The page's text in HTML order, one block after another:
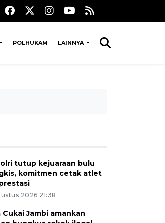
POLHUKAM LAINNYA
tutup kejuaraan bulu
komitmen cetak atlet
2026 21:38
Cukai Jambi amankan